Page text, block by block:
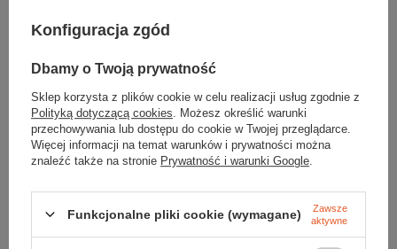
Zerknij też na to:
Pętla MISSION LIGHT 120 cm
62,99 zł
Najniższa cena z 30 dni przed obniżką:62,99 zł
9,99 zł
Najniższa cena z 30 dni przed obniżką:9,99 zł
Konfiguracja zgód
Dbamy o Twoją prywatność
Sklep korzysta z plików cookie w celu realizacji usług zgodnie z
Polityką dotyczącą cookies . Możesz określić warunki
przechowywania lub dostępu do cookie w Twojej przeglądarce.
Więcej informacji na temat warunków i prywatności można
znaleźć także na stronie Prywatność i warunki Google
Funkcjonalne pliki cookie (wymagane)
Zawsze
aktywne